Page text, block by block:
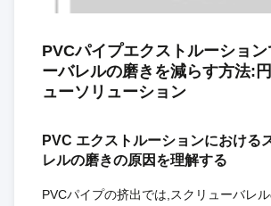
PVCパイプエクストルーショ
ーバレルの磨きを減らす方法:
ューソリューション
PVC エクストルーションにおける
レルの磨きの原因を理解する
PVCパイプの挤出では,スクリューバレ